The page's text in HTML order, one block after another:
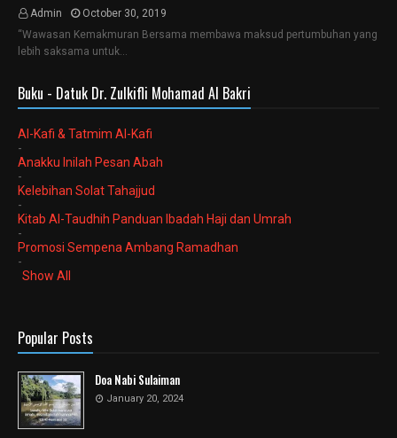
Admin
October 30, 2019
“Wawasan Kemakmuran Bersama membawa maksud pertumbuhan yang
lebih saksama untuk…
Buku - Datuk Dr. Zulkifli Mohamad Al Bakri
Al-Kafi & Tatmim Al-Kafi
-
Anakku Inilah Pesan Abah
-
Kelebihan Solat Tahajjud
-
Kitab Al-Taudhih Panduan Ibadah Haji dan Umrah
-
Promosi Sempena Ambang Ramadhan
-
Show All
Popular Posts
Doa Nabi Sulaiman
January 20, 2024